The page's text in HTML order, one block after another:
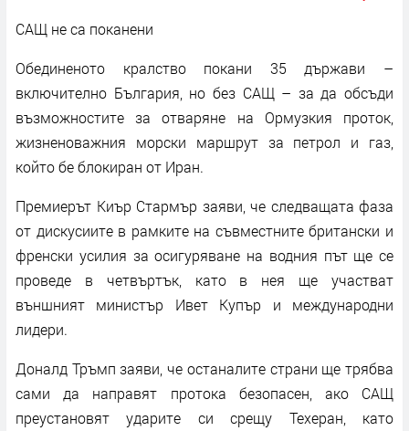
САЩ не са поканени
Обединеното кралство покани 35 държави –
включително България, но без САЩ – за да обсъди
възможностите за отваряне на Ормузкия проток,
жизненоважния морски маршрут за петрол и газ,
който бе блокиран от Иран.
Премиерът Киър Стармър заяви, че следващата фаза
от дискусиите в рамките на съвместните британски и
френски усилия за осигуряване на водния път ще се
проведе в четвъртък, като в нея ще участват
външният министър Ивет Купър и международни
лидери.
Доналд Тръмп заяви, че останалите страни ще трябва
сами да направят протока безопасен, ако САЩ
преустановят ударите си срещу Техеран, като